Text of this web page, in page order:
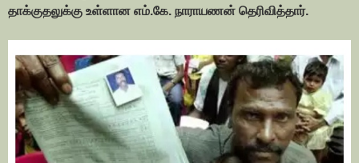
தாக்குதலுக்கு உள்ளான எம்.கே. நாராயணன் தெரிவித்தார்.